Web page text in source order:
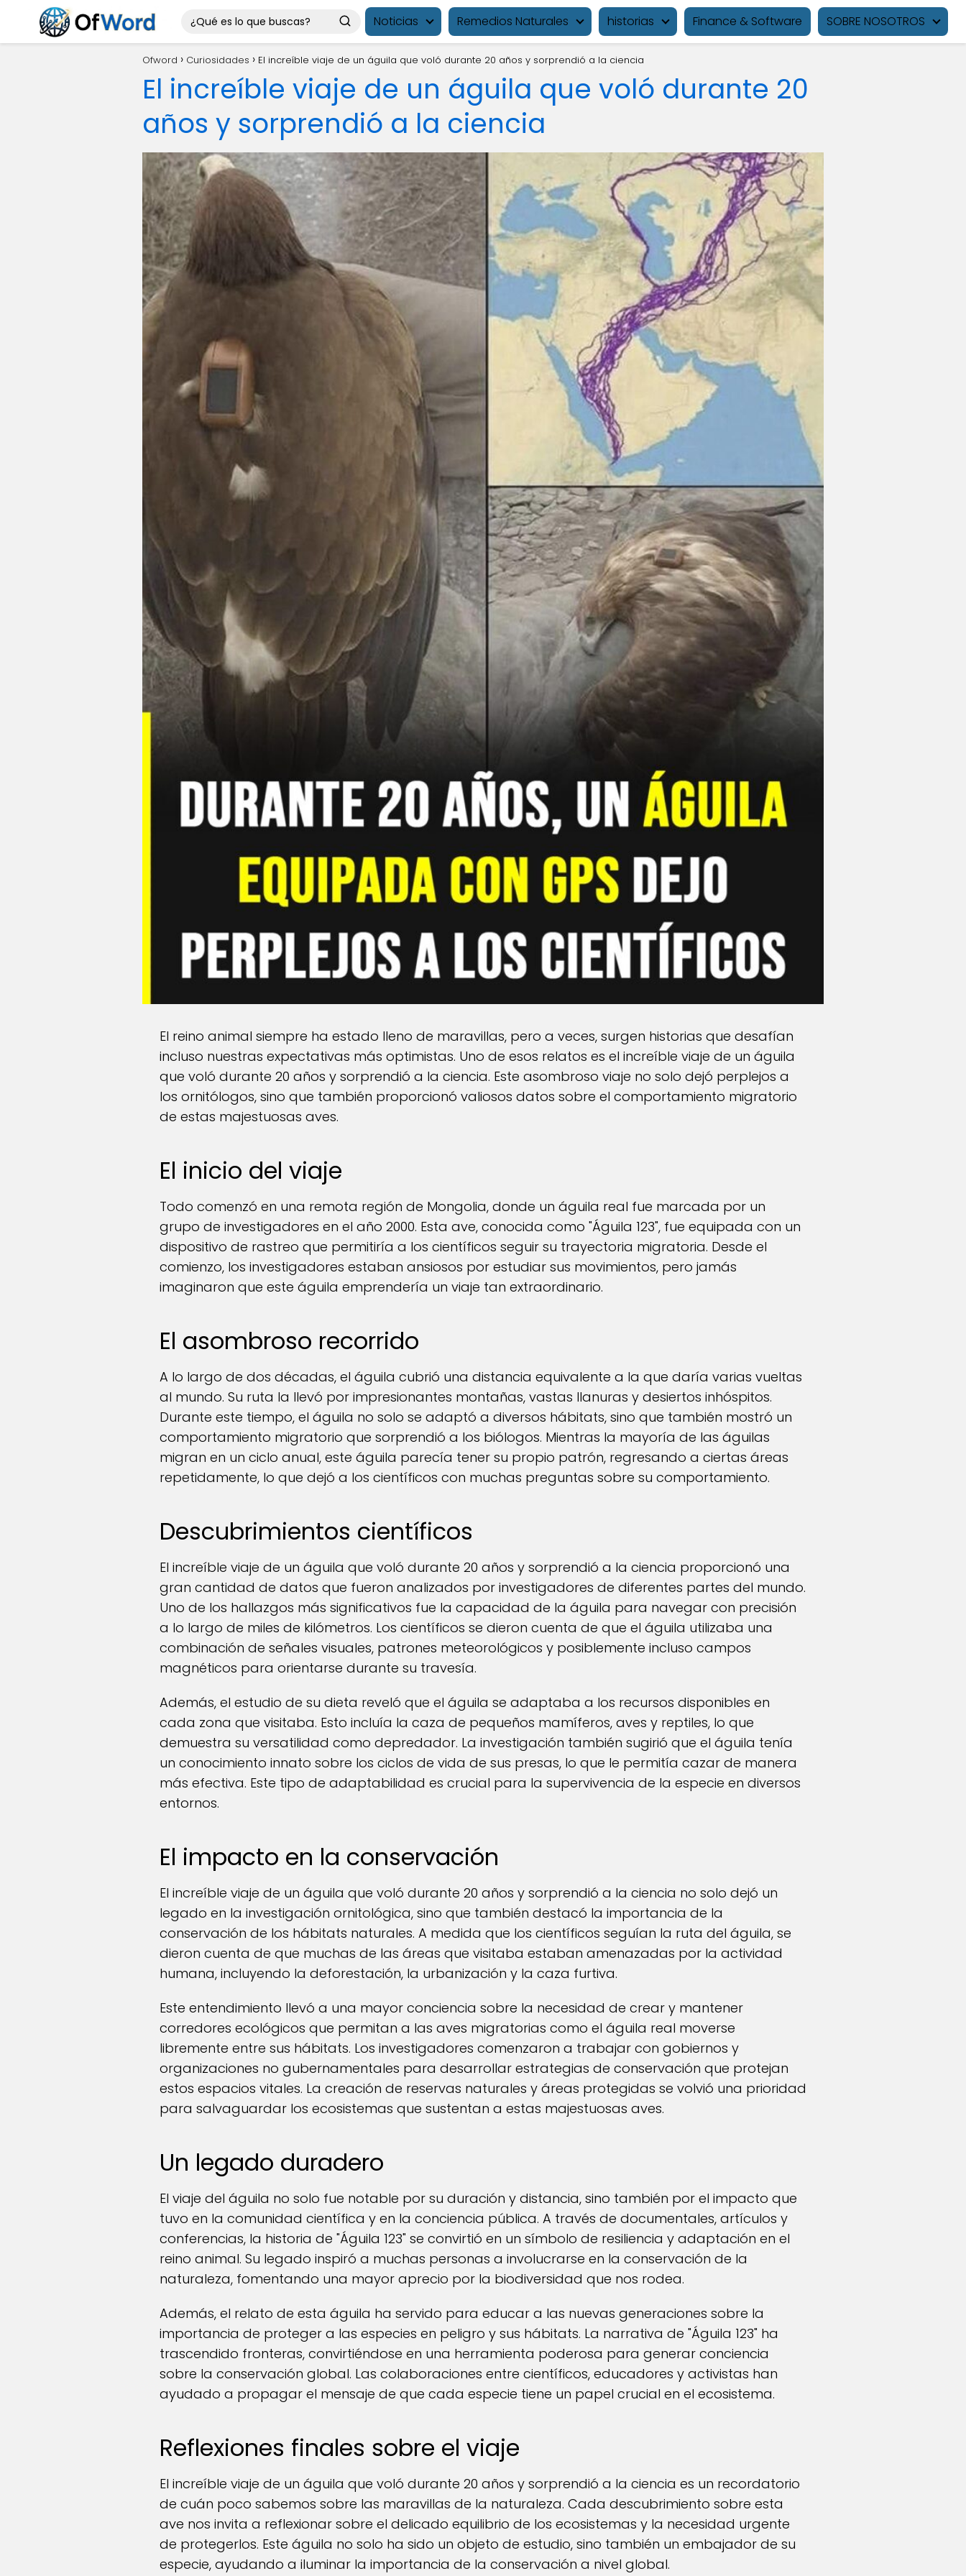
Noticias Remedios Naturales historias Finance & Software SOBRE NOSOTROS
Ofword Curiosidades El increíble viaje de un águila que voló durante 20 años y sorprendió a la ciencia
El increíble viaje de un águila que voló durante 20
años y sorprendió a la ciencia
El reino animal siempre ha estado lleno de maravillas, pero a veces, surgen historias que desafían
incluso nuestras expectativas más optimistas. Uno de esos relatos es el increíble viaje de un águila
que voló durante 20 años y sorprendió a la ciencia. Este asombroso viaje no solo dejó perplejos a
los ornitólogos, sino que también proporcionó valiosos datos sobre el comportamiento migratorio
de estas majestuosas aves.
El inicio del viaje
Todo comenzó en una remota región de Mongolia, donde un águila real fue marcada por un
grupo de investigadores en el año 2000. Esta ave, conocida como "Águila 123", fue equipada con un
dispositivo de rastreo que permitiría a los científicos seguir su trayectoria migratoria. Desde el
comienzo, los investigadores estaban ansiosos por estudiar sus movimientos, pero jamás
imaginaron que este águila emprendería un viaje tan extraordinario.
El asombroso recorrido
A lo largo de dos décadas, el águila cubrió una distancia equivalente a la que daría varias vueltas
al mundo. Su ruta la llevó por impresionantes montañas, vastas llanuras y desiertos inhóspitos.
Durante este tiempo, el águila no solo se adaptó a diversos hábitats, sino que también mostró un
comportamiento migratorio que sorprendió a los biólogos. Mientras la mayoría de las águilas
migran en un ciclo anual, este águila parecía tener su propio patrón, regresando a ciertas áreas
repetidamente, lo que dejó a los científicos con muchas preguntas sobre su comportamiento.
Descubrimientos científicos
El increíble viaje de un águila que voló durante 20 años y sorprendió a la ciencia proporcionó una
gran cantidad de datos que fueron analizados por investigadores de diferentes partes del mundo.
Uno de los hallazgos más significativos fue la capacidad de la águila para navegar con precisión
a lo largo de miles de kilómetros. Los científicos se dieron cuenta de que el águila utilizaba una
combinación de señales visuales, patrones meteorológicos y posiblemente incluso campos
magnéticos para orientarse durante su travesía.
Además, el estudio de su dieta reveló que el águila se adaptaba a los recursos disponibles en
cada zona que visitaba. Esto incluía la caza de pequeños mamíferos, aves y reptiles, lo que
demuestra su versatilidad como depredador. La investigación también sugirió que el águila tenía
un conocimiento innato sobre los ciclos de vida de sus presas, lo que le permitía cazar de manera
más efectiva. Este tipo de adaptabilidad es crucial para la supervivencia de la especie en diversos
entornos.
El impacto en la conservación
El increíble viaje de un águila que voló durante 20 años y sorprendió a la ciencia no solo dejó un
legado en la investigación ornitológica, sino que también destacó la importancia de la
conservación de los hábitats naturales. A medida que los científicos seguían la ruta del águila, se
dieron cuenta de que muchas de las áreas que visitaba estaban amenazadas por la actividad
humana, incluyendo la deforestación, la urbanización y la caza furtiva.
Este entendimiento llevó a una mayor conciencia sobre la necesidad de crear y mantener
corredores ecológicos que permitan a las aves migratorias como el águila real moverse
libremente entre sus hábitats. Los investigadores comenzaron a trabajar con gobiernos y
organizaciones no gubernamentales para desarrollar estrategias de conservación que protejan
estos espacios vitales. La creación de reservas naturales y áreas protegidas se volvió una prioridad
para salvaguardar los ecosistemas que sustentan a estas majestuosas aves.
Un legado duradero
El viaje del águila no solo fue notable por su duración y distancia, sino también por el impacto que
tuvo en la comunidad científica y en la conciencia pública. A través de documentales, artículos y
conferencias, la historia de "Águila 123" se convirtió en un símbolo de resiliencia y adaptación en el
reino animal. Su legado inspiró a muchas personas a involucrarse en la conservación de la
naturaleza, fomentando una mayor aprecio por la biodiversidad que nos rodea.
Además, el relato de esta águila ha servido para educar a las nuevas generaciones sobre la
importancia de proteger a las especies en peligro y sus hábitats. La narrativa de "Águila 123" ha
trascendido fronteras, convirtiéndose en una herramienta poderosa para generar conciencia
sobre la conservación global. Las colaboraciones entre científicos, educadores y activistas han
ayudado a propagar el mensaje de que cada especie tiene un papel crucial en el ecosistema.
Reflexiones finales sobre el viaje
El increíble viaje de un águila que voló durante 20 años y sorprendió a la ciencia es un recordatorio
de cuán poco sabemos sobre las maravillas de la naturaleza. Cada descubrimiento sobre esta
ave nos invita a reflexionar sobre el delicado equilibrio de los ecosistemas y la necesidad urgente
de protegerlos. Este águila no solo ha sido un objeto de estudio, sino también un embajador de su
especie, ayudando a iluminar la importancia de la conservación a nivel global.